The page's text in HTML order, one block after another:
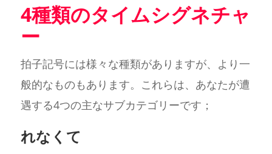
4種類のタイムシグネチャ
ー
拍子記号には様々な種類がありますが、より一
般的なものもあります。これらは、あなたが遭
遇する4つの主なサブカテゴリーです；
れなくて